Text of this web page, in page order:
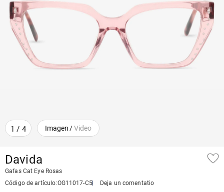
1 / 4 Imagen /Video
Davida
Gafas Cat Eye Rosas
Código de artículo:OG11017-C5 Deja un comentatio